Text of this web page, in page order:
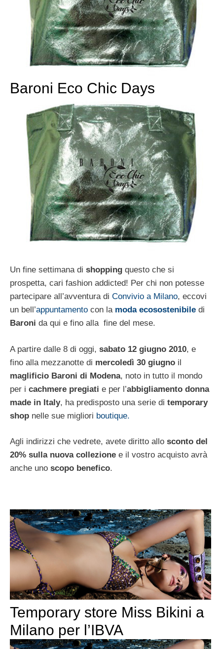
Baroni Eco Chic Days
Un fine settimana di shopping questo che si
prospetta, cari fashion addicted! Per chi non potesse
partecipare all’avventura di Convivio a Milano, eccovi
un bell’appuntamento con la moda ecosostenibile di
Baroni da qui e fino alla fine del mese.
A partire dalle 8 di oggi, sabato 12 giugno 2010, e
fino alla mezzanotte di mercoledì 30 giugno il
maglificio Baroni di Modena, noto in tutto il mondo
per i cachmere pregiati e per l’abbigliamento donna
made in Italy, ha predisposto una serie di temporary
shop nelle sue migliori boutique.
Agli indirizzi che vedrete, avete diritto allo sconto del
20% sulla nuova collezione e il vostro acquisto avrà
anche uno scopo benefico.
Temporary store Miss Bikini a
Milano per l’IBVA